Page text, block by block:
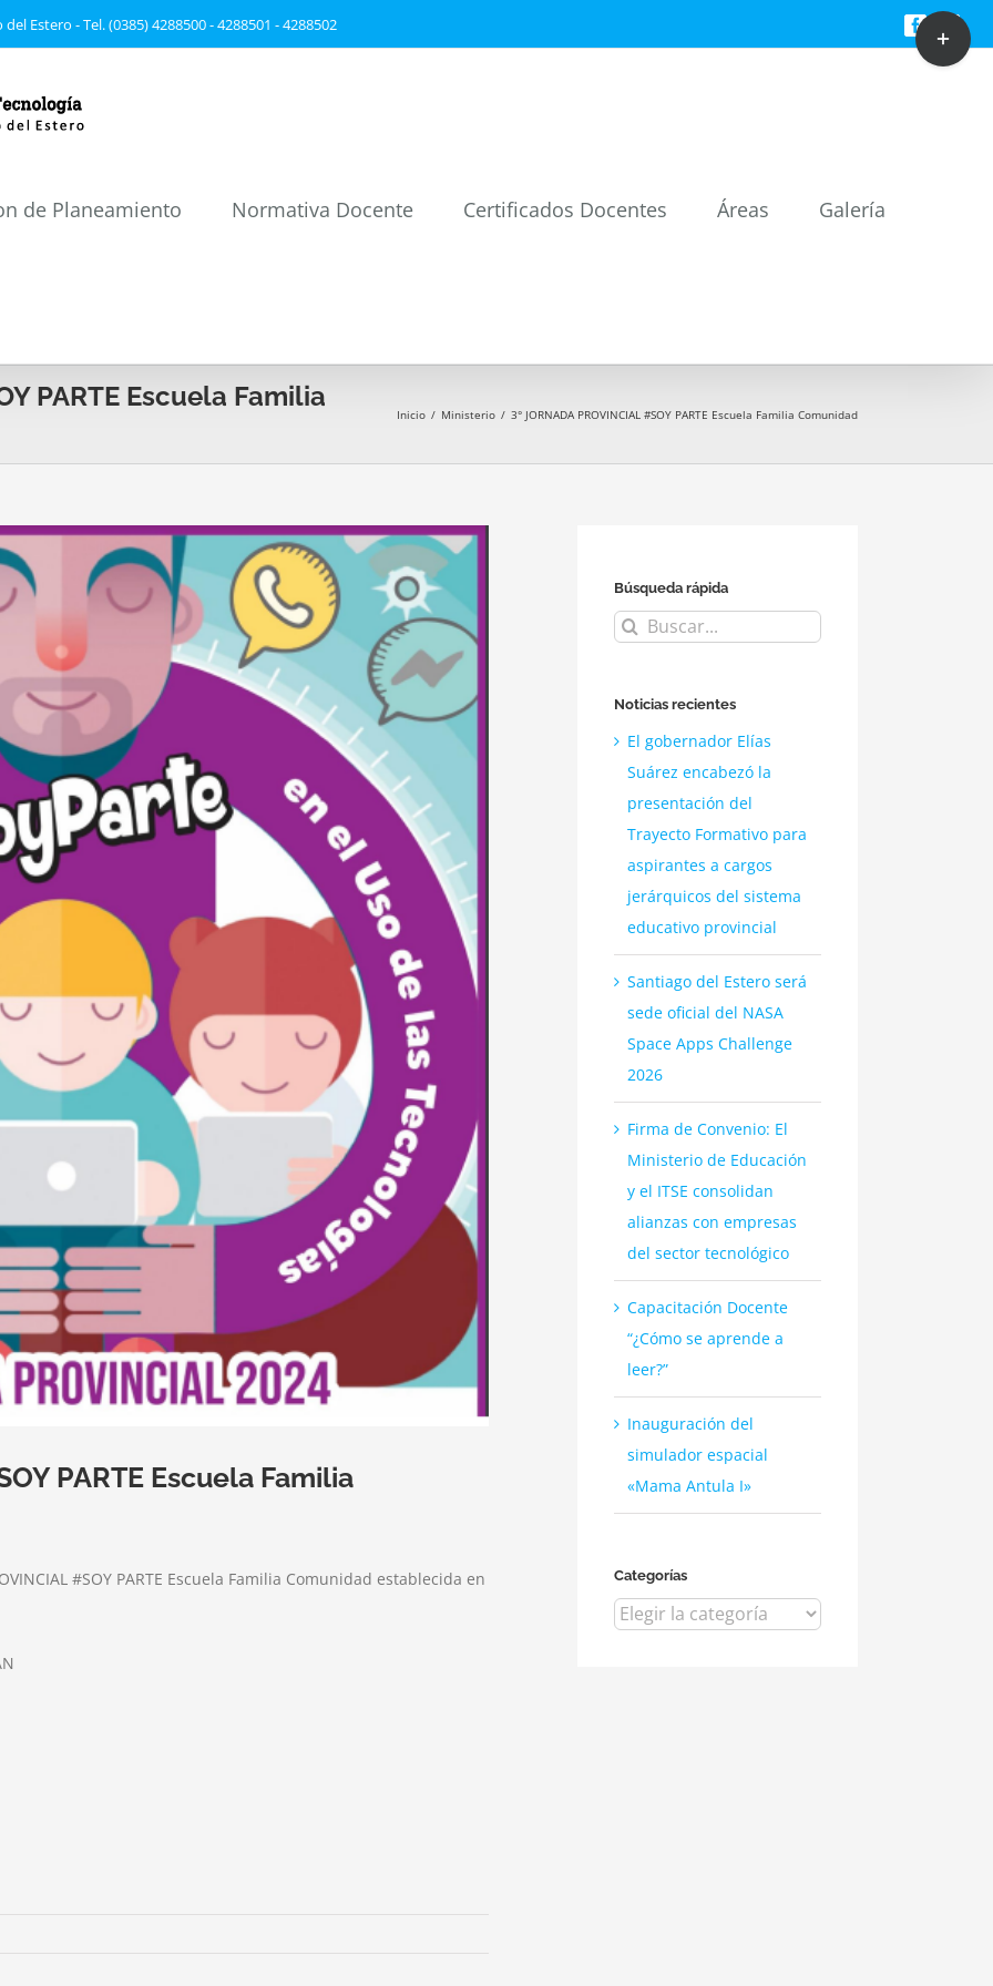
Estero - Tel. (0385) 4288500 - 4288501 - 4288502 Facebook
de Planeamiento Normativa Docente Certificados Docentes Áreas Galería
PARTE Escuela Familia
Inicio / Ministerio / 3° JORNADA PROVINCIAL #SOY PARTE Escuela Familia Comunidad
PARTE Escuela Familia
#SOY PARTE Escuela Familia Comunidad establecida en
Búsqueda rápida
Buscar:
Noticias recientes
El gobernador Elías
Suárez encabezó la
presentación del
Trayecto Formativo para
aspirantes a cargos
jerárquicos del sistema
educativo provincial
Santiago del Estero será
sede oficial del NASA
Space Apps Challenge
2026
Firma de Convenio: El
Ministerio de Educación
y el ITSE consolidan
alianzas con empresas
del sector tecnológico
Capacitación Docente
“¿Cómo se aprende a
leer?”
Inauguración del
simulador espacial
«Mama Antula I»
Categorías
Categorías
Toggle
Sliding